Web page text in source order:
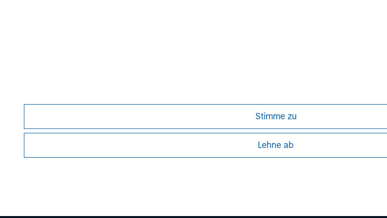
Stimme zu
Lehne ab